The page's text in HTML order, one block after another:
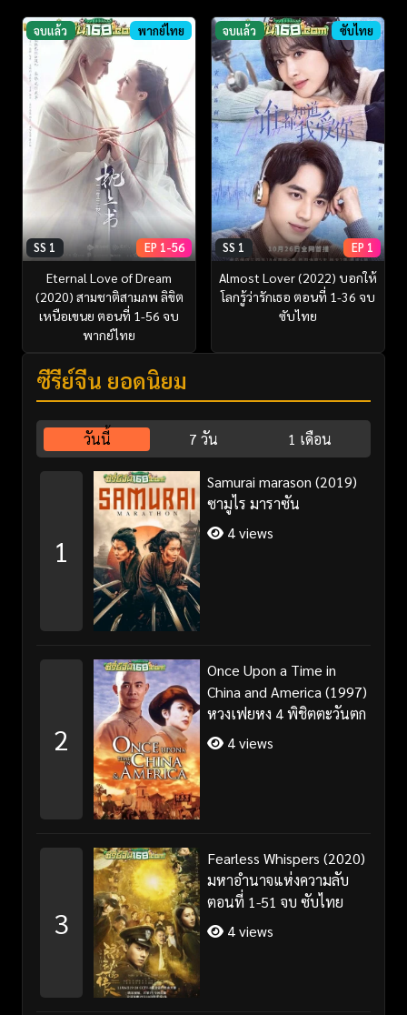
จบแล้ว พากย์ไทย
SS 1 EP 1-56
Eternal Love of Dream
(2020) สามชาติสามภพ ลิขิต
เหนือเขนย ตอนที่ 1-56 จบ
พากย์ไทย
จบแล้ว ซับไทย
SS 1 EP 1
Almost Lover (2022) บอกให้
โลกรู้ว่ารักเธอ ตอนที่ 1-36 จบ
ซับไทย
ซีรี่ย์จีน ยอดนิยม
วันนี้ 7 วัน 1 เดือน
1
Samurai marason (2019)
ซามูไร มาราซัน
4 views
2
Once Upon a Time in
China and America (1997)
หวงเฟยหง 4 พิชิตตะวันตก
4 views
3
Fearless Whispers (2020)
มหาอำนาจแห่งความลับ
ตอนที่ 1-51 จบ ซับไทย
4 views